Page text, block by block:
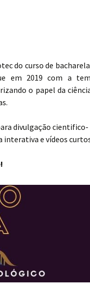
do curso de
em 2019 com a
o papel da
divulgação cientifico-
e vídeos